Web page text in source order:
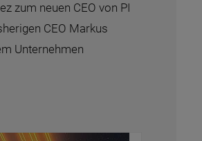
zum neuen CEO von PI
CEO Markus
Unternehmen